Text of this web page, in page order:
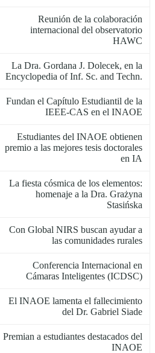
Reunión de la colaboración
internacional del observatorio
HAWC
La Dra. Gordana J. Dolecek, en la
Encyclopedia of Inf. Sc. and Techn.
Fundan el Capítulo Estudiantil de la
IEEE-CAS en el INAOE
Estudiantes del INAOE obtienen
premio a las mejores tesis doctorales
en IA
La fiesta cósmica de los elementos:
homenaje a la Dra. Grażyna
Stasińska
Con Global NIRS buscan ayudar a
las comunidades rurales
Conferencia Internacional en
Cámaras Inteligentes (ICDSC)
El INAOE lamenta el fallecimiento
del Dr. Gabriel Siade
Premian a estudiantes destacados del
INAOE